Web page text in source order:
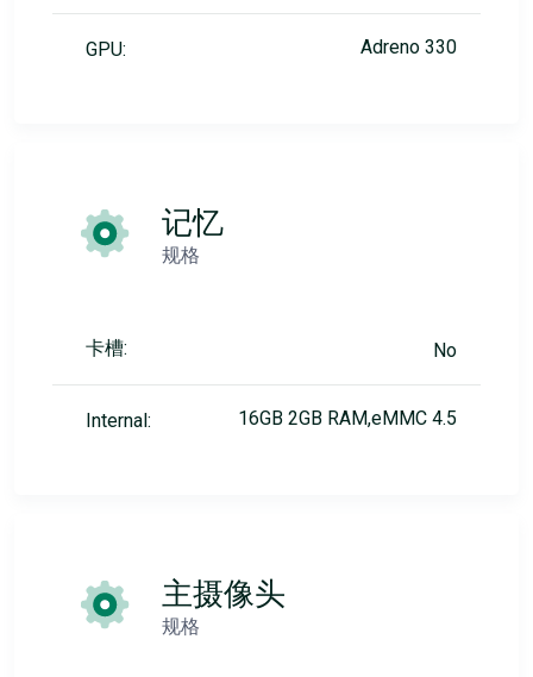
GPU: Adreno 330
记忆
规格
卡槽: No
Internal: 16GB 2GB RAM,eMMC 4.5
主摄像头
规格